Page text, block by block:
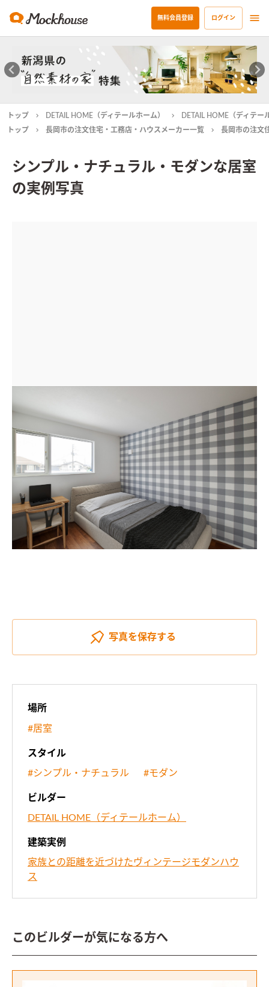
無料会員登録 ログイン
トップ DETAIL HOME（ディテールホーム）
DETAIL HOME（ディテ
トップ
長岡市の注文住宅・工務店・ハウスメーカー一覧 長岡市の注文
シンプル・ナチュラル・モダンな居室
の実例写真
かわいらしいチェック柄のトーンを落とし、少し大人っ
ぽい印象の洋室
写真を保存する
場所
#居室
スタイル
#シンプル・ナチュラル #モダン
ビルダー
DETAIL HOME（ディテールホーム）
建築実例
家族との距離を近づけたヴィンテージモダンハウ
ス
このビルダーが気になる方へ